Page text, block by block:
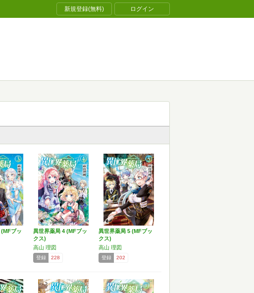
新規登録(無料) ログイン
ブッ
異世界薬局 4 (MFブッ
クス)
高山 理図
登録 228
異世界薬局 5 (MFブッ
クス)
高山 理図
登録 202